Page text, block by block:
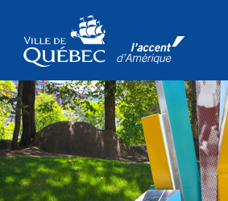
Passer au contenu principal